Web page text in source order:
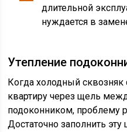
длительной
нуждается в
Утепление
Когда холодный сквозняк
квартиру через щель
подоконником, проблему
Достаточно заполнить